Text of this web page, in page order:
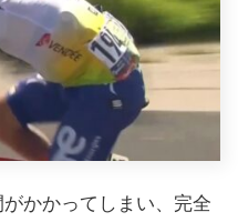
かかってしまい、完全